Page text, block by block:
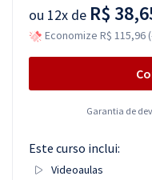
ou 12x de R$
Economize R$ 115,96
Garantia de
Este curso inclui:
Videoaulas